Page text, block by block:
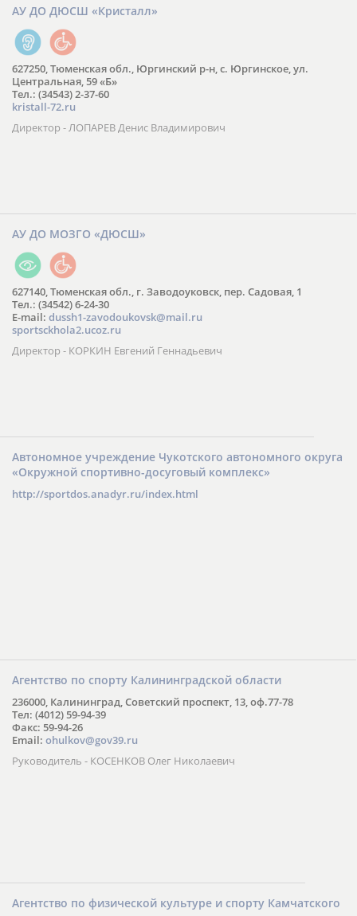
АУ ДО ДЮСШ «Кристалл»
627250, Тюменская обл., Юргинский р-н, с. Юргинское, ул.
Центральная, 59 «Б»
Тел.: (34543) 2-37-60
kristall-72.ru
Директор - ЛОПАРЕВ Денис Владимирович
АУ ДО МОЗГО «ДЮСШ»
627140, Тюменская обл., г. Заводоуковск, пер. Садовая, 1
Тел.: (34542) 6-24-30
​E-mail: dussh1-zavodoukovsk@mail.ru
sportsckhola2.ucoz.ru
Директор - КОРКИН Евгений Геннадьевич
Автономное учреждение Чукотского автономного округа
«Окружной спортивно-досуговый комплекс»
http://sportdos.anadyr.ru/index.html
Агентство по спорту Калининградской области
236000, Калининград, Советский проспект, 13, оф.77-78
Тел: (4012) 59-94-39
Факс: 59-94-26
Email: ohulkov@gov39.ru
Руководитель - КОСЕНКОВ Олег Николаевич
Агентство по физической культуре и спорту Камчатского